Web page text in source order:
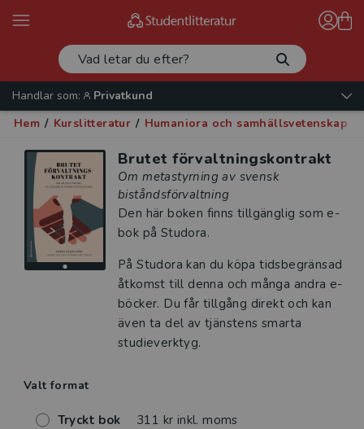
Handlar som:
Privatkund
Hem / Kurslitteratur / Humaniora och samhällsvetenskap
Brutet förvaltningskontrakt
Om metastyrning av svensk
biståndsförvaltning
Den här boken finns tillgänglig som e-
bok på Studora.
På Studora kan du köpa tidsbegränsad
åtkomst till denna och många andra e-
böcker. Du får tillgång direkt och kan
även ta del av tjänstens smarta
studieverktyg.
Valt format
Tryckt bok 311 kr inkl. moms